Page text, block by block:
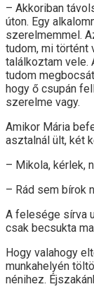
– Akkoriban
úton. Egy
szerelmemmel.
tudom, mi történt
találkoztam vele.
tudom
hogy ő csupán
szerelme vagy.
Amikor Mária
asztalnál ült, két
– Mikola, kérlek,
– Rád sem bírok
A felesége sírva
csak becsukta
Hogy valahogy
munkahelyén
nénihez.